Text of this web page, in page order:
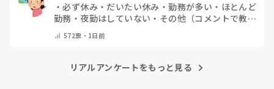
・必ず休み・ だいたい休み ・勤務が多い ・ ほとんど
勤務 ・ 夜勤はしていない ・ その他（コメントで教え
てください）
572票・ 1日前
リアルアンケートをもっと見る